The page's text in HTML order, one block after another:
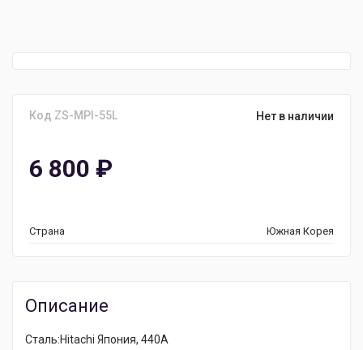
Код ZS-MPI-55L Нет в наличии
6 800 ₽
Страна Южная Корея
Описание
Сталь:Hitachi Япония, 440А